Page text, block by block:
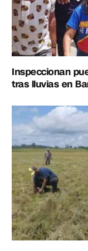
Inspeccionan
tras lluvias en